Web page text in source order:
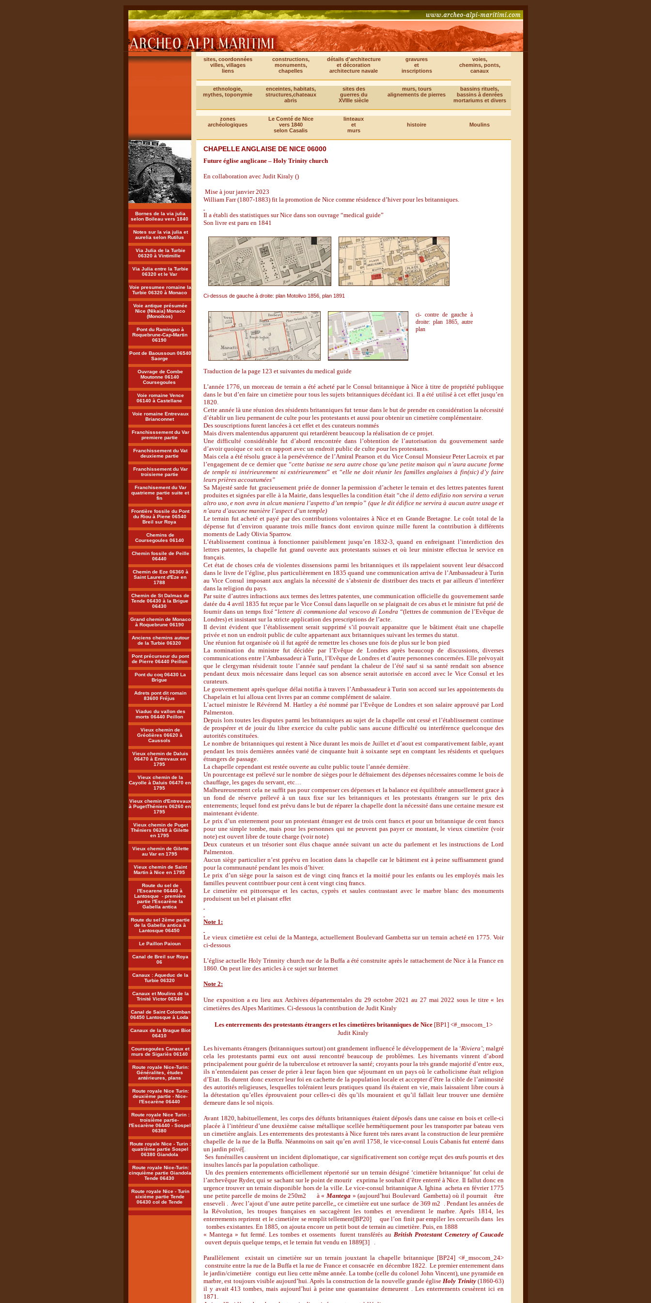
sites, coordonnées
villes, villages
liens
constructions,
monuments,
chapelles
détails d'architecture
et décoration
architecture navale
gravures
et
inscriptions
voies,
chemins, ponts,
canaux
ethnologie,
mythes, toponymie
enceintes, habitats,
structures,chateaux
abris
sites des
guerres du
XVIIIe siècle
murs, tours
alignements de pierres
bassins rituels,
bassins à denrées
mortariums et divers
zones
archéologiques
Le Comté de Nice
vers 1840
selon Casalis
linteaux
et
murs
histoire Moulins
Bornes de la via julia
selon Boileau vers 1840
Notes sur la via julia et
aurelia selon Rutilus
Via Julia de la Turbie
06320 à Vintimille
Via Julia entre la Turbie
06320 et le Var
Voie presumee romaine la
Turbie 06320 à Monaco
Voie antique présumée
Nice (Nikaia) Monaco
(Monoikos)
Pont du Ramingao à
Roquebrune-Cap-Martin
06190
Pont de Baoussoun 06540
Saorge
Ouvrage de Combe
Moutonne 06140
Coursegoules
Voie romaine Vence
06140 à Castellane
Voie romaine Entrevaux
Brianconnet
Franchisssement du Var
premiere partie
Franchissement du Vat
deuxieme partie
Franchissement du Var
troisieme partie
Franchisement du Var
quatrieme partie suite et
fin
Frontière fossile du Pont
du Riou à Piene 06540
Breil sur Roya
Chemins de
Coursegoules 06140
Chemin fossile de Peille
06440
Chemin de Eze 06360 à
Saint Laurent d'Eze en
1788
Chemin de St Dalmas de
Tende 06430 à la Brigue
06430
Grand chemin de Monaco
à Roquebrune 06190
Anciens chemins autour
de la Turbie 06320
Pont précurseur du pont
de Pierre 06440 Peillon
Pont du coq 06430 La
Brigue
Adrets pont dit romain
83600 Fréjus
Viaduc du vallon des
morts 06440 Peillon
Vieux chemin de
Gréolières 06620 à
Caussols
Vieux chemin de Daluis
06470 à Entrevaux en
1795
Vieux chemin de la
Cayolle à Daluis 06470 en
1795
Vieux chemin d'Entrevaux
à PugetThéniers 06260 en
1795
Vieux chemin de Puget
Théniers 06260 à Gilette
en 1795
Vieux chemin de Gilette
au Var en 1795
Vieux chemin de Saint
Martin à Nice en 1795
Route du sel de
l'Escarene 06440 à
Lantosque - première
partie l'Escarène la
Gabella antica
Route du sel 2ème partie
de la Gabella antica à
Lantosque 06450
Le Paillon Paioun
Canal de Breil sur Roya
06
Canaux : Aqueduc de la
Turbie 06320
Canaux et Moulins de la
Trinité Victor 06340
Canal de Saint Colomban
06450 Lantosque à Loda
Canaux de la Brague Biot
06410
Coursegoules Canaux et
murs de Sigariès 06140
Route royale Nice-Turin:
Généralites, études
antérieures, plans
Route royale Nice Turin:
deuxième partie - Nice-
l'Escarène 06440
Route royale Nice Turin :
troisième partie-
l'Escarène 06440 - Sospel
06380
Route royale Nice - Turin :
quatrième partie Sospel
06380 Giandola
Route royale Nice-Turin:
cinquième partie Giandola
Tende 06430
Route royale Nice - Turin
sixième partie Tende
06430 col de Tende
CHAPELLE ANGLAISE DE NICE 06000
Future église anglicane – Holy Trinity church
En collaboration avec Judit Kiraly ()
Mise à jour janvier 2023
William Farr (1807-1883) fit la promotion de Nice comme résidence d’hiver pour les britanniques.
Il a établi des statistiques sur Nice dans son ouvrage “medical guide”
Son livre est paru en 1841
Ci-dessus de gauche à droite: plan Motolivo 1856, plan 1891
ci- contre de gauche à
droite: plan 1865, autre
plan
Traduction de la page 123 et suivantes du medical guide
L’année 1776, un morceau de terrain a été acheté par le Consul britannique à Nice à titre de propriété publiqque
dans le but d’en faire un cimetière pour tous les sujets britanniques décédant ici. Il a été utilisé à cet effet jusqu’en
1820.
Cette année là une réunion des résidents britanniques fut tenue dans le but de prendre en considération la nécessité
d’établir un lieu permanent de culte pour les protestants et aussi pour obtenir un cimetière complémentaire.
Des souscriptions furent lancées à cet effet et des curateurs nommés
Mais divers malentendus apparurent qui retardèrent beaucoup la réalisation de ce projet.
Une difficulté considérable fut d’abord rencontrée dans l’obtention de l’autorisation du gouvernement sarde
d’avoir quoique ce soit en rapport avec un endroit public de culte pour les protestants.
Mais cela a été résolu grace à la persévérence de l’Amiral Pearson et du Vice Consul Monsieur Peter Lacroix et par
l’engagement de ce dernier que “cette batisse ne sera autre chose qu’une petite maison qui n’aura aucune forme
de temple ni intérieurement ni extérieurement” et “elle ne doit réunir les familles anglaises à fin(sic) d’y faire
leurs prières accoutumées”
Sa Majesté sarde fut gracieusement priée de donner la permission d’acheter le terrain et des lettres patentes furent
produites et signées par elle à la Mairie, dans lesquelles la condition était “che il detto edifizio non servira a verun
altro uso, e non avra in alcun maniera l’aspetto d’un tempio” (que le dit édifice ne servira à aucun autre usage et
n’aura d’aucune manière l’aspect d‘un temple)
Le terrain fut acheté et payé par des contributions volontaires à Nice et en Grande Bretagne. Le coût total de la
dépense fut d’environ quarante trois mille francs dont environ quinze mille furent la contribution à différents
moments de Lady Olivia Sparrow.
L’établissement continua à fonctionner paisiblement jusqu’en 1832-3, quand en enfreignant l’interdiction des
lettres patentes, la chapelle fut grand ouverte aux protestants suisses et où leur ministre effectua le service en
français.
Cet état de choses créa de violentes dissensions parmi les britanniques et ils rappelaient souvent leur désaccord
dans le livre de l’église, plus particulièrement en 1835 quand une communication arriva de l’Ambassadeur à Turin
au Vice Consul imposant aux anglais la nécessité de s’abstenir de distribuer des tracts et par ailleurs d’interférer
dans la religion du pays.
Par suite d’autres infractions aux termes des lettres patentes, une communication officielle du gouvernement sarde
datée du 4 avril 1835 fut reçue par le Vice Consul dans laquelle on se plaignait de ces abus et le ministre fut prié de
fournir dans un temps fixé “lettere di communione dal vescovo di Londra “(lettres de communion de l’Evêque de
Londres) et insistant sur la stricte application des prescriptions de l’acte.
Il devint évident que l’établissement serait supprimé s’il pouvait apparaitre que le bâtiment était une chapelle
privée et non un endroit public de culte appartenant aux britanniques suivant les termes du statut.
Une réunion fut organisée où il fut agréé de remettre les choses une fois de plus sur le bon pied
La nomination du ministre fut décidée par l’Evêque de Londres après beaucoup de discussions, diverses
communications entre l’Ambassadeur à Turin, l’Evêque de Londres et d’autre personnes concernées. Elle prévoyait
que le clergyman résiderait toute l’année sauf pendant la chaleur de l’été sauf si sa santé rendait son absence
pendant deux mois nécessaire dans lequel cas son absence serait autorisée en accord avec le Vice Consul et les
curateurs.
Le gouvernement après quelque délai notifia à travers l’Ambassadeur à Turin son accord sur les appointements du
Chapelain et lui alloua cent livres par an comme complément de salaire.
L’actuel ministre le Révérend M. Hartley a été nommé par l’Evêque de Londres et son salaire approuvé par Lord
Palmerston.
Depuis lors toutes les disputes parmi les britanniques au sujet de la chapelle ont cessé et l’établissement continue
de prospérer et de jouir du libre exercice du culte public sans aucune difficulté ou interférence quelconque des
autorités constituées.
Le nombre de britanniques qui restent à Nice durant les mois de Juillet et d’aout est comparativement faible, ayant
pendant les trois dernières années varié de cinquante huit à soixante sept en comptant les résidents et quelques
étrangers de passage.
La chapelle cependant est restée ouverte au culte public toute l’année dernière.
Un pourcentage est prélevé sur le nombre de sièges pour le défraiement des dépenses nécessaires comme le bois de
chauffage, les gages du servant, etc…
Malheureusement cela ne suffit pas pour compenser ces dépenses et la balance est équilibrée annuellement grace à
un fond de réserve prélevé à un taux fixe sur les britanniques et les protestants étrangers sur le prix des
enterrements; lequel fond est prévu dans le but de réparer la chapelle dont la nécessité dans une certaine mesure est
maintenant évidente.
Le prix d’un enterrement pour un protestant étranger est de trois cent francs et pour un britannique de cent francs
pour une simple tombe, mais pour les personnes qui ne peuvent pas payer ce montant, le vieux cimetière (voir
note) est ouvert libre de toute charge (voir note)
Deux curateurs et un trésorier sont élus chaque année suivant un acte du parlement et les instructions de Lord
Palmerston.
Aucun siège particulier n’est pprévu en location dans la chapelle car le bâtiment est à peine suffisamment grand
pour la communauté pendant les mois d’hiver.
Le prix d’un siège pour la saison est de vingt cinq francs et la moitié pour les enfants ou les employés mais les
familles peuvent contribuer pour cent à cent vingt cinq francs.
Le cimetière est pittoresque et les cactus, cyprès et saules contrastant avec le marbre blanc des monuments
produisent un bel et plaisant effet
Note 1:
Le vieux cimetière est celui de la Mantega, actuellement Boulevard Gambetta sur un terrain acheté en 1775. Voir
ci-dessous
L’église actuelle Holy Trinnity church rue de la Buffa a été construite après le rattachement de Nice à la France en
1860. On peut lire des articles à ce sujet sur Internet
Note 2:
Une exposition a eu lieu aux Archives départementales du 29 octobre 2021 au 27 mai 2022 sous le titre « les
cimetières des Alpes Maritimes. Ci-dessous la contribution de Judit Kiraly
Les enterrements des protestants étrangers et les cimetières britanniques de Nice [BP1] <#_msocom_1>
Judit Kiraly
Les hivernants étrangers (britanniques surtout) ont grandement influencé le développement de la ‘Riviera’; malgré
cela les protestants parmi eux ont aussi rencontré beaucoup de problèmes. Les hivernants vinrent d’abord
principalement pour guérir de la tuberculose et retrouver la santé; croyants pour la très grande majorité d’entre eux,
ils n’entendaient pas cesser de prier à leur façon bien que séjournant en un pays où le catholicisme était religion
d’Etat. Ils durent donc exercer leur foi en cachette de la population locale et accepter d’être la cible de l’animosité
des autorités religieuses, lesquelles toléraient leurs pratiques quand ils étaient en vie, mais laissaient libre cours à
la détestation qu’elles éprouvaient pour celles-ci dès qu’ils mouraient et qu’il fallait leur trouver une dernière
demeure dans le sol niçois.
Avant 1820, habituellement, les corps des défunts britanniques étaient déposés dans une caisse en bois et celle-ci
placée à l’intérieur d’une deuxième caisse métallique scellée hermétiquement pour les transporter par bateau vers
un cimetière anglais. Les enterrements des protestants à Nice furent très rares avant la construction de leur première
chapelle de la rue de la Buffa. Néanmoins on sait qu’en avril 1758, le vice-consul Louis Cabanis fut enterré dans
un jardin privé[.
Ses funérailles causèrent un incident diplomatique, car significativement son cortège reçut des œufs pourris et des
insultes lancés par la population catholique.
Un des premiers enterrements officiellement répertorié sur un terrain désigné ‘cimetière britannique’ fut celui de
l’archevêque Ryder, qui se sachant sur le point de mourir exprima le souhait d’être enterré à Nice. Il fallut donc en
urgence trouver un terrain disponible hors de la ville. Le vice-consul britannique A. Ighina acheta en février 1775
une petite parcelle de moins de 250m2 à « Mantega » (aujourd’hui Boulevard Gambetta) où il pourrait être
enseveli . Avec l’ajout d’une autre petite parcelle,, ce cimetière eut une surface de 369 m2 . Pendant les années de
la Révolution, les troupes françaises en saccagèrent les tombes et revendirent le marbre. Après 1814, les
enterrements reprirent et le cimetière se remplit tellement[BP20] que l’on finit par empiler les cercueils dans les
tombes existantes. En 1885, on ajouta encore un petit bout de terrain au cimetière. Puis, en 1888
« Mantega » fut fermé. Les tombes et ossements furent transférés au British Protestant Cemetery of Caucade
ouvert depuis quelque temps, et le terrain fut vendu en 1889[3] .
Parallèlement existait un cimetière sur un terrain jouxtant la chapelle britannique [BP24] <#_msocom_24>
construite entre la rue de la Buffa et la rue de France et consacrée en décembre 1822. Le premier enterrement dans
le jardin/cimetière contigu eut lieu cette même année. La tombe (celle du colonel John Vincent), une pyramide en
marbre, est toujours visible aujourd’hui. Après la construction de la nouvelle grande église Holy Trinity(1860-63)
il y avait 413 tombes, mais aujourd’hui à peine une quarantaine demeurent . Les enterrements cessèrent ici en
1871.